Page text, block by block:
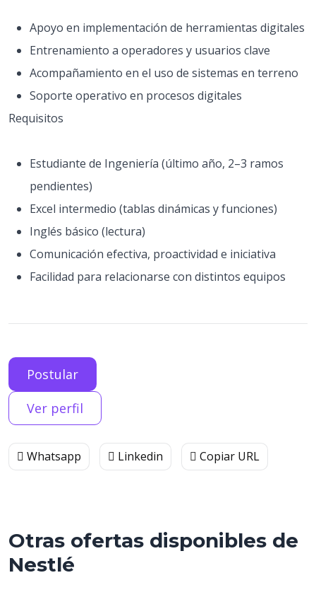
Apoyo en implementación de herramientas digitales
Entrenamiento a operadores y usuarios clave
Acompañamiento en el uso de sistemas en terreno
Soporte operativo en procesos digitales
Requisitos
Estudiante de Ingeniería (último año, 2–3 ramos
pendientes)
Excel intermedio (tablas dinámicas y funciones)
Inglés básico (lectura)
Comunicación efectiva, proactividad e iniciativa
Facilidad para relacionarse con distintos equipos
Postular
Ver perfil
Whatsapp Linkedin Copiar URL
Otras ofertas disponibles de
Nestlé